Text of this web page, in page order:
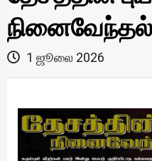
நினைவேந்தல்
1 ஜூலை 2026